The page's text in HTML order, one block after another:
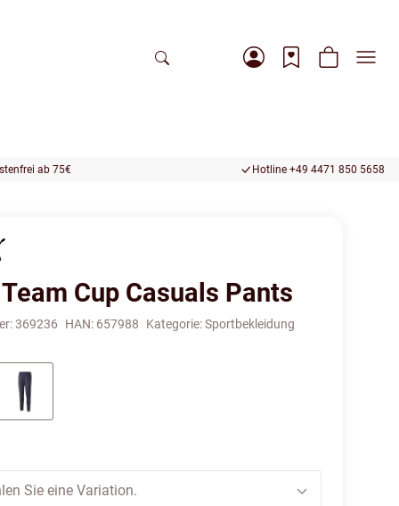
ab 75€ Hotline +49 4471 850 5658
Cup Casuals Pants
369236 HAN: 657988 Kategorie:Sportbekleidung
Sie eine Variation.